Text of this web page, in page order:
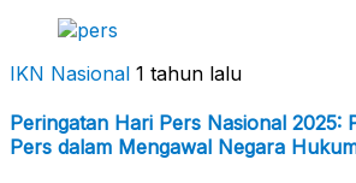
IKN Nasional 1 tahun lalu
Peringatan Hari Pers Nasional 2025:
Pers dalam Mengawal Negara